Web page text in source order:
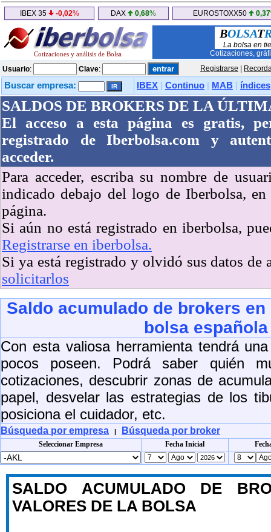
IBEX 35 -0,02% DAX 0,68% EUROSTOXX50 0,37
Cotizaciones y análisis de Bolsa
BOLSAT
La bolsa en
Cotizaciones,
Usuario: Clave: Registrarse
Buscar empresa: IBEX Continuo MAB índices
SALDOS DE BROKERS DE LA
El acceso a esta página es gratis,
registrado de Iberbolsa.com y
acceder.
Para acceder, escriba su nombre de
indicado debajo del logo de Iberbolsa, en
página.
Si aún no está registrado en iberbolsa,
Registrarse en iberbolsa.
Si ya está registrado y olvidó sus datos de
solicitarlos
Saldo acumulado de brokers
bolsa española
Con esta valiosa herramienta tendrá
pocos poseen. Podrá saber quién
cotizaciones, descubrir zonas de
papel, desvelar las estrategias de los
posiciona el cuidador, etc.
Búsqueda por empresa | Búsqueda por broker
Seleccionar Empresa Fecha Inicial
SALDO ACUMULADO DE
VALORES DE LA BOLSA